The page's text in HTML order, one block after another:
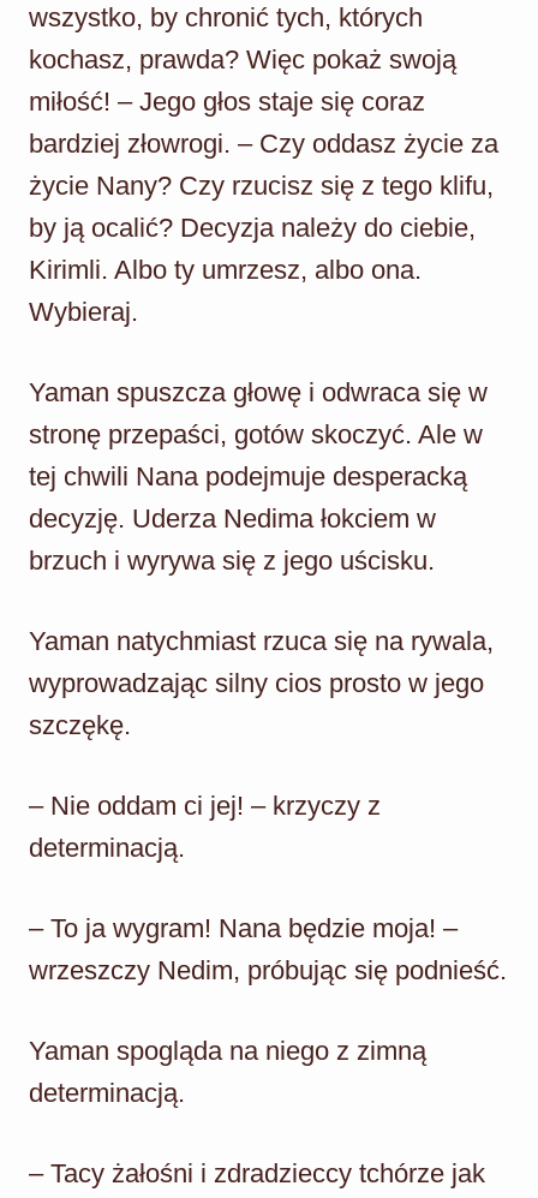
wszystko, by chronić tych, których
kochasz, prawda? Więc pokaż swoją
miłość! – Jego głos staje się coraz
bardziej złowrogi. – Czy oddasz życie za
życie Nany? Czy rzucisz się z tego klifu,
by ją ocalić? Decyzja należy do ciebie,
Kirimli. Albo ty umrzesz, albo ona.
Wybieraj.
Yaman spuszcza głowę i odwraca się w
stronę przepaści, gotów skoczyć. Ale w
tej chwili Nana podejmuje desperacką
decyzję. Uderza Nedima łokciem w
brzuch i wyrywa się z jego uścisku.
Yaman natychmiast rzuca się na rywala,
wyprowadzając silny cios prosto w jego
szczękę.
– Nie oddam ci jej! – krzyczy z
determinacją.
– To ja wygram! Nana będzie moja! –
wrzeszczy Nedim, próbując się podnieść.
Yaman spogląda na niego z zimną
determinacją.
– Tacy żałośni i zdradzieccy tchórze jak